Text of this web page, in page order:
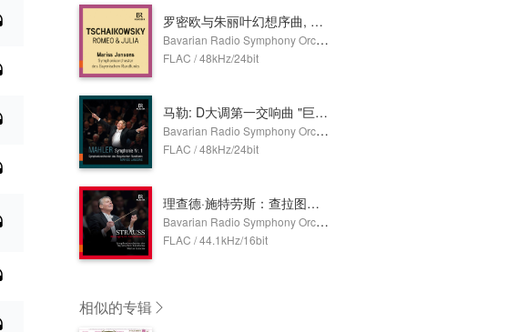
罗密欧与朱丽叶幻想序曲, TH 42 (Live)
Bavarian Radio Symphony Orchestra,Mariss Jansons
FLAC / 48kHz/24bit
马勒: D大调第一交响曲 "巨人" (Live) (杨颂斯 & 巴伐利亚广播交响乐团)
Bavarian Radio Symphony Orchestra,Mariss Jansons
FLAC / 48kHz/24bit
理查德·施特劳斯：查拉图斯特拉如是说, Op.30 , TrV 176 （现场）
Bavarian Radio Symphony Orchestra,Mariss Jansons
FLAC / 44.1kHz/16bit
相似的专辑